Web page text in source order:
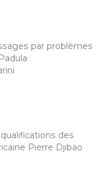
par problèmes
des
Pierre Djibao